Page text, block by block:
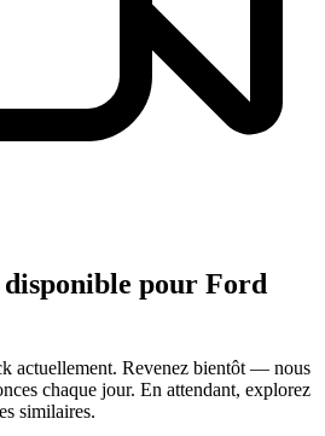
disponible pour Ford
actuellement. Revenez bientôt — nous
chaque jour. En attendant, explorez
similaires.